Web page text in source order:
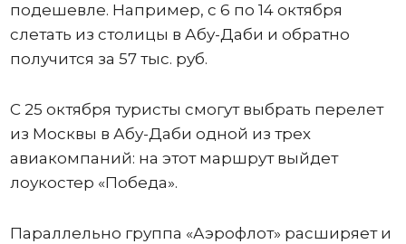
подешевле. Например, с 6 по 14 октября
слетать из столицы в Абу-Даби и обратно
получится за 57 тыс. руб.
С 25 октября туристы смогут выбрать перелет
из Москвы в Абу-Даби одной из трех
авиакомпаний: на этот маршрут выйдет
лоукостер «Победа».
Параллельно группа «Аэрофлот» расширяет и